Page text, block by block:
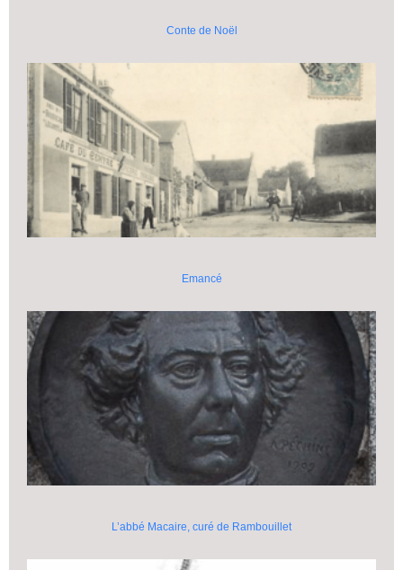
Conte de Noël
Emancé
L’abbé Macaire, curé de Rambouillet